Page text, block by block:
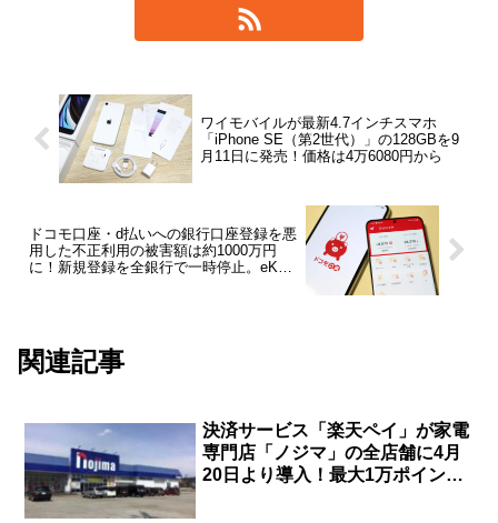
ワイモバイルが最新4.7インチスマホ
「iPhone SE（第2世代）」の128GBを9
月11日に発売！価格は4万6080円から
ドコモ口座・d払いへの銀行口座登録を悪
用した不正利用の被害額は約1000万円
に！新規登録を全銀行で一時停止。eKYC
関連記事
決済サービス「楽天ペイ」が家電
専門店「ノジマ」の全店舗に4月
20日より導入！最大1万ポイント